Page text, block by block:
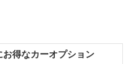
お得なカーオプション